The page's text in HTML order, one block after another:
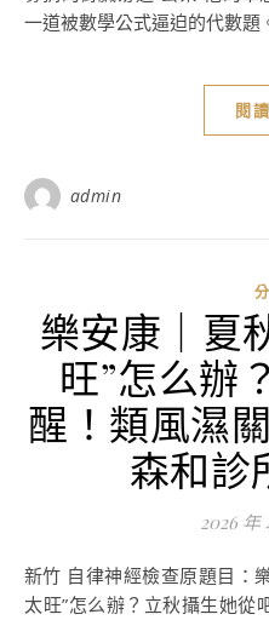
一道被數學公式逼迫的代數題
閱
admin
樂安康｜夏
旺”怎么辦
醒！類風濕
森和診
2026 年
新竹 自律神經檢查原題目：樂安竹科X光康 | 夏秋之交“火氣
太旺”怎么辦？立秋攝生她從